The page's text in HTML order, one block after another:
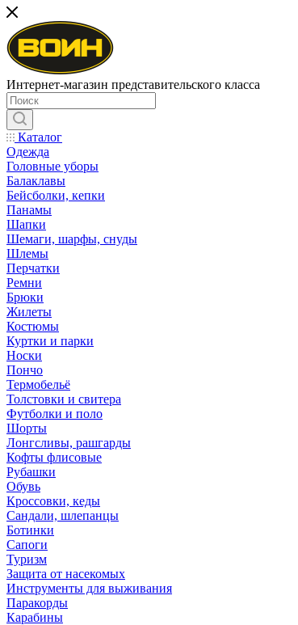
Интернет-магазин представительского класса
Каталог
Одежда
Головные уборы
Балаклавы
Бейсболки, кепки
Панамы
Шапки
Шемаги, шарфы, снуды
Шлемы
Перчатки
Ремни
Брюки
Жилеты
Костюмы
Куртки и парки
Носки
Пончо
Термобельё
Толстовки и свитера
Футболки и поло
Шорты
Лонгсливы, рашгарды
Кофты флисовые
Рубашки
Обувь
Кроссовки, кеды
Сандали, шлепанцы
Ботинки
Сапоги
Туризм
Защита от насекомых
Инструменты для выживания
Паракорды
Карабины